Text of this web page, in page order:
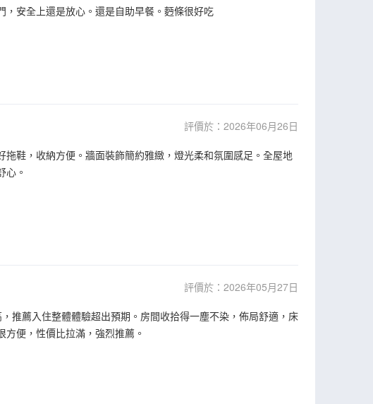
安全上還是放心。還是自助早餐。麪條很好吃
評價於：2026年06月26日
鞋，收納方便。牆面裝飾簡約雅緻，燈光柔和氛圍感足。全屋地
心。
評價於：2026年05月27日
推薦入住整體體驗超出預期。房間收拾得一塵不染，佈局舒適，床
便，性價比拉滿，強烈推薦。